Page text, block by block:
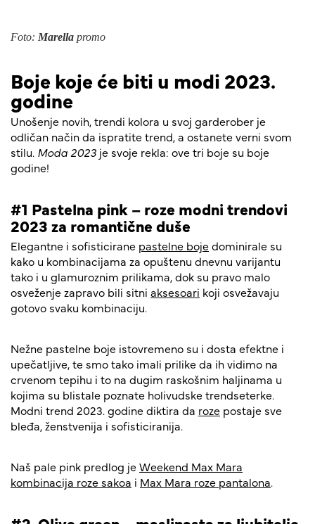
Foto: Marella promo
Boje koje će biti u modi 2023.
godine
Unošenje novih, trendi kolora u svoj garderober je
odličan način da ispratite trend, a ostanete verni svom
stilu. Moda 2023 je svoje rekla: ove tri boje su boje
godine!
#1 Pastelna pink – roze modni trendovi
2023 za romantične duše
Elegantne i sofisticirane pastelne bojedominirale su
kako u kombinacijama za opuštenu dnevnu varijantu
tako i u glamuroznim prilikama, dok su pravo malo
osveženje zapravo bili sitni aksesoari koji osvežavaju
gotovo svaku kombinaciju.
Nežne pastelne boje istovremeno su i dosta efektne i
upečatljive, te smo tako imali prilike da ih vidimo na
crvenom tepihu i to na dugim raskošnim haljinama u
kojima su blistale poznate holivudske trendseterke.
Modni trend 2023. godine diktira da roze postaje sve
bleđa, ženstvenija i sofisticiranija.
Naš pale pink predlog jeWeekend Max Mara
kombinacija roze sakoa i Max Mara roze pantalona.